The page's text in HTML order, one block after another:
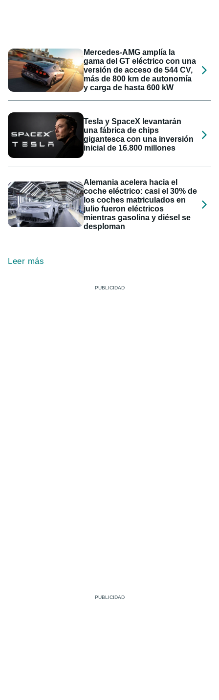
Mercedes-AMG amplía la
gama del GT eléctrico con una
versión de acceso de 544 CV,
más de 800 km de autonomía
y carga de hasta 600 kW
Tesla y SpaceX levantarán
una fábrica de chips
gigantesca con una inversión
inicial de 16.800 millones
Alemania acelera hacia el
coche eléctrico: casi el 30% de
los coches matriculados en
julio fueron eléctricos
mientras gasolina y diésel se
desploman
Leer más